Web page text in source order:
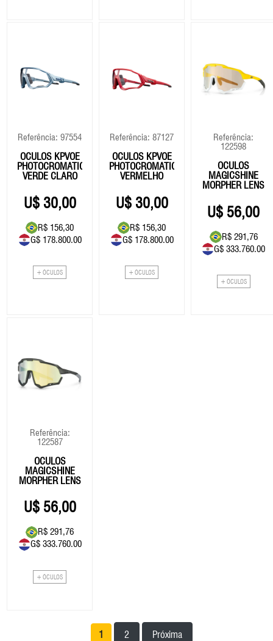
Referência: 97554
ÓCULOS KPVOE
PHOTOCROMATIC
VERDE CLARO
30,00
R$ 156,30
G$ 178.800.00
+ ÓCULOS
Referência: 87127
ÓCULOS KPVOE
PHOTOCROMATIC
VERMELHO
30,00
R$ 156,30
G$ 178.800.00
+ ÓCULOS
Referência:
122598
ÓCULOS
MAGICSHINE
MORPHER LENS
- AMARELO
56,00
R$ 291,76
G$ 333.760.00
+ ÓCULOS
Referência:
122587
ÓCULOS
MAGICSHINE
MORPHER LENS
- PRETO
56,00
R$ 291,76
G$ 333.760.00
+ ÓCULOS
1 2 Próxima